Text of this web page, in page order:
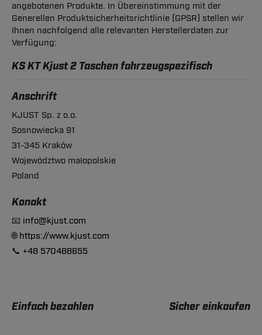
angebotenen Produkte. In Übereinstimmung mit der
Generellen Produktsicherheitsrichtlinie (GPSR) stellen wir
Ihnen nachfolgend alle relevanten Herstellerdaten zur
Verfügung:
KS KT Kjust 2 Taschen fahrzeugspezifisch
Anschrift
KJUST Sp. z o.o.
Sosnowiecka 91
31-345 Kraków
Województwo małopolskie
Poland
Konakt
📧 info@kjust.com
🌐https://www.kjust.com
📞 +48 570488655
Einfach bezahlen Sicher einkaufen